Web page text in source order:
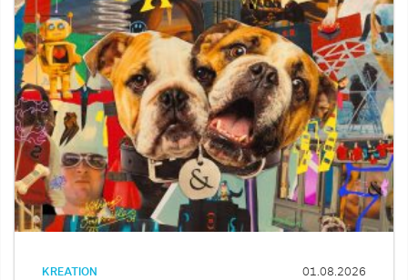
KREATION 01.08.2026